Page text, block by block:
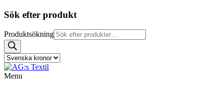
Sök efter produkt
Produktsökning
Menu